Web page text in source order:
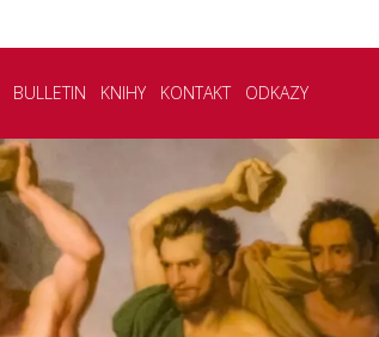
BULLETIN KNIHY KONTAKT ODKAZY